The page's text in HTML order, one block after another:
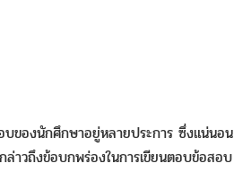
ของนักศึกษาอยู่หลายประการ ซึ่งแน่นอน
าวถึงข้อบกพร่องในการเขียนตอบข้อสอบ